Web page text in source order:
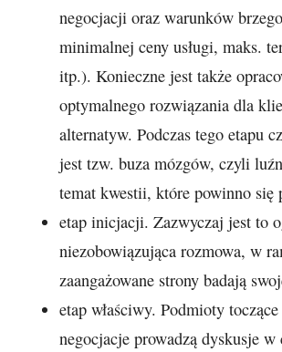
negocjacji oraz warunków
minimalnej ceny usługi, maks.
itp.). Konieczne jest także
optymalnego rozwiązania dla
alternatyw. Podczas tego etapu
jest tzw. buza mózgów, czyli
temat kwestii, które powinno się
etap inicjacji. Zazwyczaj jest to
niezobowiązująca rozmowa, w
zaangażowane strony badają
etap właściwy. Podmioty
negocjacje prowadzą dyskusje w